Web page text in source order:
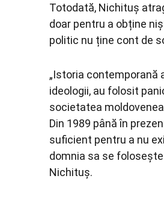
Totodată, Nichituș
doar pentru a obține
politic nu ține cont de
„Istoria contemporană
ideologii, au folosit
societatea
Din 1989 până în
suficient pentru a nu
domnia sa se
Nichituș.